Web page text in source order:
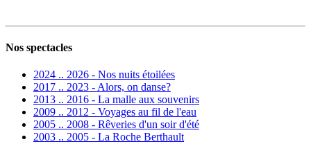
Nos spectacles
2024 .. 2026 - Nos nuits étoilées
2017 .. 2023 - Alors, on danse?
2013 .. 2016 - La malle aux souvenirs
2009 .. 2012 - Voyages au fil de l'eau
2005 .. 2008 - Rêveries d'un soir d'été
2003 .. 2005 - La Roche Berthault